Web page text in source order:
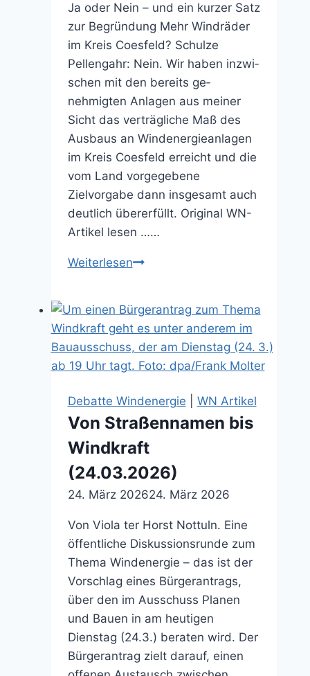
Ja oder Nein – und ein kurzer Satz
zur Begründung Mehr Windräder
im Kreis Coesfeld? Schulze
Pellengahr: Nein. Wir haben inzwi­
schen mit den bereits ge­
nehmigten Anlagen aus meiner
Sicht das verträgli­che Maß des
Ausbaus an Windenergieanlagen
im Kreis Coesfeld erreicht und die
vom Land vorge­gebene
Zielvorgabe dann insgesamt auch
deutlich übererfüllt. Original WN-
Artikel lesen ……
WeiterlesenLandrat
zu
neuen
Windkraftplanungen
(06.09.2025)
Debatte Windenergie
WN Artikel
Von Straßennamen bis
Windkraft
(24.03.2026)
24. März 202624. März 2026
Von Viola ter Horst Nottuln. Eine
öffentliche Diskussionsrunde zum
Thema Windenergie – das ist der
Vorschlag eines Bürgerantrags,
über den im Ausschuss Planen
und Bauen in am heutigen
Dienstag (24.3.) beraten wird. Der
Bürgerantrag zielt darauf, einen